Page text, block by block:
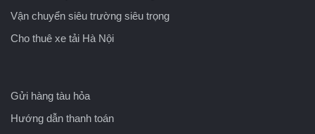
Vận chuyển siêu trường siêu trọng
Cho thuê xe tải Hà Nội
Gửi hàng tàu hỏa
Hướng dẫn thanh toán